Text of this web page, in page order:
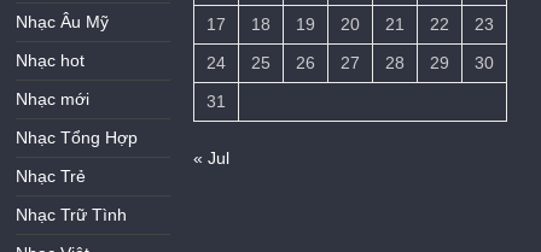
Nhạc Âu Mỹ
Nhạc hot
Nhạc mới
Nhạc Tổng Hợp
Nhạc Trẻ
Nhạc Trữ Tình
17
18 19 20 21 22
23
24
25 26 27 28 29
30
31
« Jul